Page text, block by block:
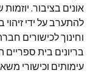
אונים בציבור.
להתערב על ידי זיהוי
וחינוך לכישורים
בריונים בית ספריים
עימותים וכישורי